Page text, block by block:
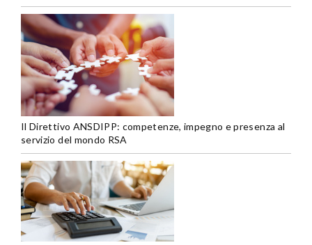
Il Direttivo ANSDIPP: competenze, impegno e presenza al
servizio del mondo RSA